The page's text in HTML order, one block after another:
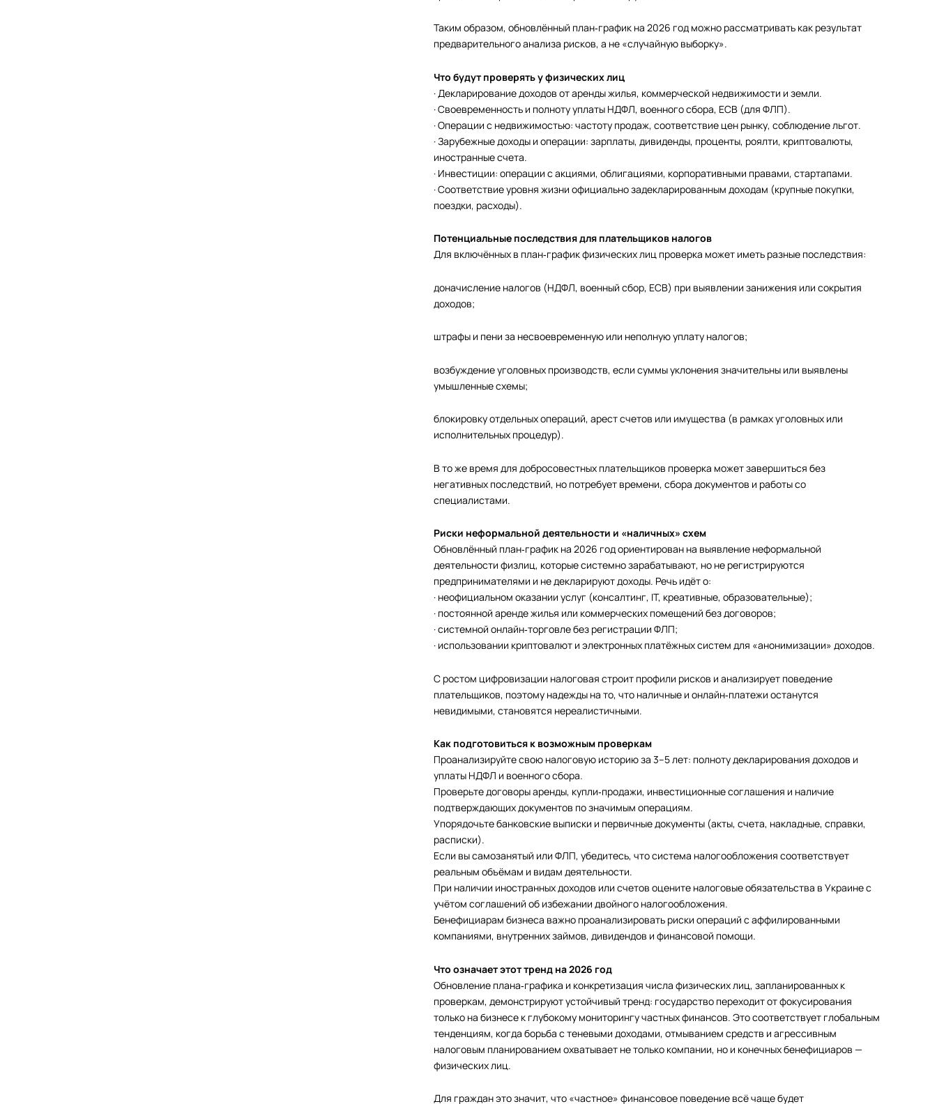
Таким образом, обновлённый план‑график на 2026 год можно рассматривать как результат
предварительного анализа рисков, а не «случайную выборку».
Что будут проверять у физических лиц
· Декларирование доходов от аренды жилья, коммерческой недвижимости и земли.
· Своевременность и полноту уплаты НДФЛ, военного сбора, ЕСВ (для ФЛП).
· Операции с недвижимостью: частоту продаж, соответствие цен рынку, соблюдение льгот.
· Зарубежные доходы и операции: зарплаты, дивиденды, проценты, роялти, криптовалюты,
иностранные счета.
· Инвестиции: операции с акциями, облигациями, корпоративными правами, стартапами.
· Соответствие уровня жизни официально задекларированным доходам (крупные покупки,
поездки, расходы).
Потенциальные последствия для плательщиков налогов
Для включённых в план‑график физических лиц проверка может иметь разные последствия:
доначисление налогов (НДФЛ, военный сбор, ЕСВ) при выявлении занижения или сокрытия
доходов;
штрафы и пени за несвоевременную или неполную уплату налогов;
возбуждение уголовных производств, если суммы уклонения значительны или выявлены
умышленные схемы;
блокировку отдельных операций, арест счетов или имущества (в рамках уголовных или
исполнительных процедур).
В то же время для добросовестных плательщиков проверка может завершиться без
негативных последствий, но потребует времени, сбора документов и работы со
специалистами.
Риски неформальной деятельности и «наличных» схем
Обновлённый план‑график на 2026 год ориентирован на выявление неформальной
деятельности физлиц, которые системно зарабатывают, но не регистрируются
предпринимателями и не декларируют доходы. Речь идёт о:
· неофициальном оказании услуг (консалтинг, IT, креативные, образовательные);
· постоянной аренде жилья или коммерческих помещений без договоров;
· системной онлайн‑торговле без регистрации ФЛП;
· использовании криптовалют и электронных платёжных систем для «анонимизации» доходов.
С ростом цифровизации налоговая строит профили рисков и анализирует поведение
плательщиков, поэтому надежды на то, что наличные и онлайн‑платежи останутся
невидимыми, становятся нереалистичными.
Как подготовиться к возможным проверкам
Проанализируйте свою налоговую историю за 3–5 лет: полноту декларирования доходов и
уплаты НДФЛ и военного сбора.
Проверьте договоры аренды, купли‑продажи, инвестиционные соглашения и наличие
подтверждающих документов по значимым операциям.
Упорядочьте банковские выписки и первичные документы (акты, счета, накладные, справки,
расписки).
Если вы самозанятый или ФЛП, убедитесь, что система налогообложения соответствует
реальным объёмам и видам деятельности.
При наличии иностранных доходов или счетов оцените налоговые обязательства в Украине с
учётом соглашений об избежании двойного налогообложения.
Бенефициарам бизнеса важно проанализировать риски операций с аффилированными
компаниями, внутренних займов, дивидендов и финансовой помощи.
Что означает этот тренд на 2026 год
Обновление плана‑графика и конкретизация числа физических лиц, запланированных к
проверкам, демонстрируют устойчивый тренд: государство переходит от фокусирования
только на бизнесе к глубокому мониторингу частных финансов. Это соответствует глобальным
тенденциям, когда борьба с теневыми доходами, отмыванием средств и агрессивным
налоговым планированием охватывает не только компании, но и конечных бенефициаров —
физических лиц.
Для граждан это значит, что «частное» финансовое поведение всё чаще будет